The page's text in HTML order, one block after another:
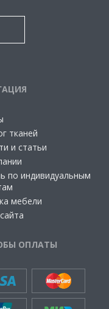
тканей
и статьи
по индивидуальным
мебели
ОПЛАТЫ